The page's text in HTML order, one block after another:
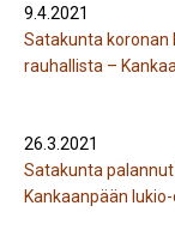
9.4.2021
Satakunta koronan
rauhallista –
26.3.2021
Satakunta
Kankaanpään